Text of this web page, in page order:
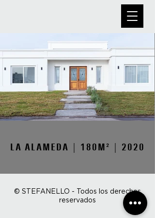
LA ALAMEDA | 180M² | 2020
© STEFANELLO - Todos los derechos
reservados